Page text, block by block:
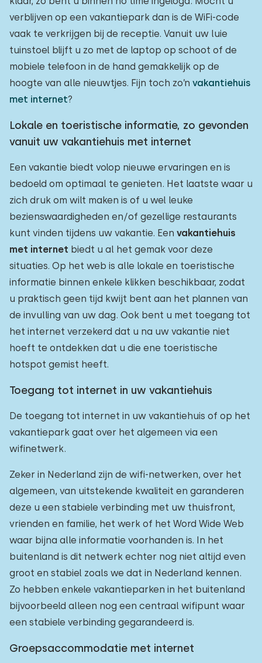
verblijven op een vakantiepark dan is de WiFi-code
vaak te verkrijgen bij de receptie. Vanuit uw luie
tuinstoel blijft u zo met de laptop op schoot of de
mobiele telefoon in de hand gemakkelijk op de
hoogte van alle nieuwtjes. Fijn toch zo’n vakantiehuis
met internet?
Lokale en toeristische informatie, zo gevonden
vanuit uw vakantiehuis met internet
Een vakantie biedt volop nieuwe ervaringen en is
bedoeld om optimaal te genieten. Het laatste waar u
zich druk om wilt maken is of u wel leuke
bezienswaardigheden en/of gezellige restaurants
kunt vinden tijdens uw vakantie. Een vakantiehuis
met internet biedt u al het gemak voor deze
situaties. Op het web is alle lokale en toeristische
informatie binnen enkele klikken beschikbaar, zodat
u praktisch geen tijd kwijt bent aan het plannen van
de invulling van uw dag. Ook bent u met toegang tot
het internet verzekerd dat u na uw vakantie niet
hoeft te ontdekken dat u die ene toeristische
hotspot gemist heeft.
Toegang tot internet in uw vakantiehuis
De toegang tot internet in uw vakantiehuis of op het
vakantiepark gaat over het algemeen via een
wifinetwerk.
Zeker in Nederland zijn de wifi-netwerken, over het
algemeen, van uitstekende kwaliteit en garanderen
deze u een stabiele verbinding met uw thuisfront,
vrienden en familie, het werk of het Word Wide Web
waar bijna alle informatie voorhanden is. In het
buitenland is dit netwerk echter nog niet altijd even
groot en stabiel zoals we dat in Nederland kennen.
Zo hebben enkele vakantieparken in het buitenland
bijvoorbeeld alleen nog een centraal wifipunt waar
een stabiele verbinding gegarandeerd is.
Groepsaccommodatie met internet